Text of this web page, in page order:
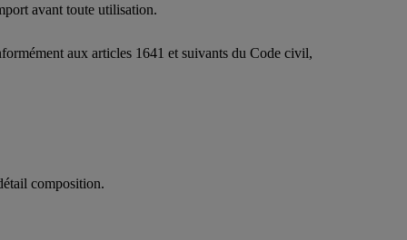
avant toute utilisation.
aux articles 1641 et suivants du Code civil,
composition.